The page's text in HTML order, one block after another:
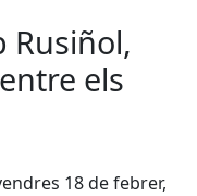
Rusiñol,
els
18 de febrer,